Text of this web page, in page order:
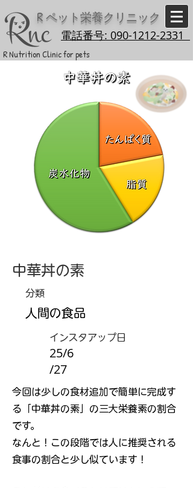
R ペット栄養クリニック
電話番号: 090-1212-2331
R Nutrition Clinic for pets
中華丼の素
分類
人間の食品
インスタアップ日
25/6
/27
今回は少しの食材追加で簡単に完成す
る「中華丼の素」の三大栄養素の割合
です。
なんと！この段階では人に推奨される
食事の割合と少し似ています！